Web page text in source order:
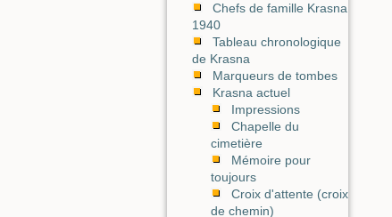
Chefs de famille Krasna
1940
Tableau chronologique
de Krasna
Marqueurs de tombes
Krasna actuel
Impressions
Chapelle du
cimetière
Mémoire pour
toujours
Croix d'attente (croix
de chemin)